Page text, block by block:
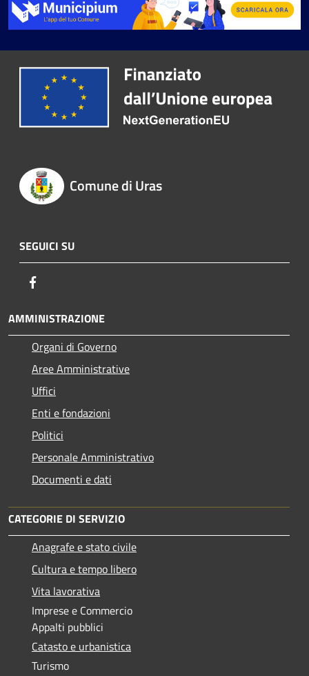
Comune di Uras
SEGUICI SU
AMMINISTRAZIONE
Organi di Governo
Aree Amministrative
Uffici
Enti e fondazioni
Politici
Personale Amministrativo
Documenti e dati
CATEGORIE DI SERVIZIO
Anagrafe e stato civile
Cultura e tempo libero
Vita lavorativa
Imprese e Commercio
Appalti pubblici
Catasto e urbanistica
Turismo